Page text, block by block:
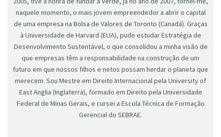
naquele momento, o mais jovem empreendedor a abrir o capital
de uma empresa na Bolsa de Valores de Toronto (Canadá). Graças
à Universidade de Harvard (EUA), pude estudar Estratégia de
Desenvolvimento Sustentável, o que consolidou a minha visão de
que empresas têm a responsabilidade na construção de um
futuro em que nossos filhos e netos possam herdar o planeta que
merecem. Sou Mestre em Direito Internacional pela University of
East Anglia (Inglaterra), formado em Direito pela Universidade
Federal de Minas Gerais, e cursei a Escola Técnica de Formação
Gerencial do SEBRAE.